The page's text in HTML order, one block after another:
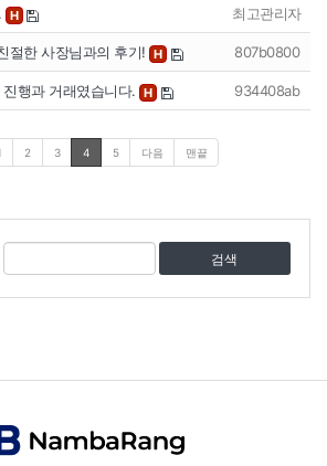
H 최고관리자
절한 사장님과의 후기! H 807b0800
행과 거래였습니다. H 934408ab
2 3 4 5 다음 맨끝
검
어